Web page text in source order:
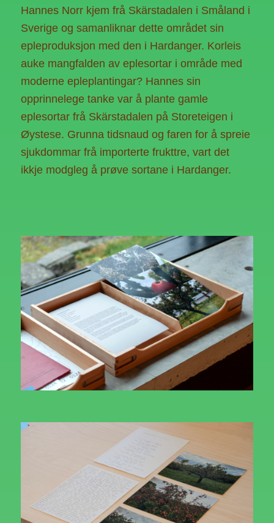
Hannes Norr kjem frå Skärstadalen i Småland i
Sverige og samanliknar dette området sin
epleproduksjon med den i Hardanger. Korleis
auke mangfalden av eplesortar i område med
moderne epleplantingar? Hannes sin
opprinnelege tanke var å plante gamle
eplesortar frå Skärstadalen på Storeteigen i
Øystese. Grunna tidsnaud og faren for å spreie
sjukdommar frå importerte frukttre, vart det
ikkje modgleg å prøve sortane i Hardanger.